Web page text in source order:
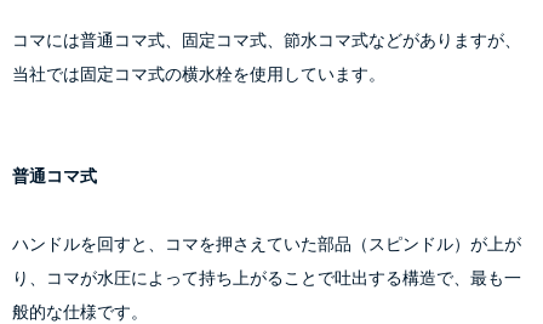
コマには普通コマ式、固定コマ式、節水コマ式などがありますが、
当社では固定コマ式の横水栓を使用しています。
普通コマ式
ハンドルを回すと、コマを押さえていた部品（スピンドル）が上が
り、コマが水圧によって持ち上がることで吐出する構造で、最も一
般的な仕様です。